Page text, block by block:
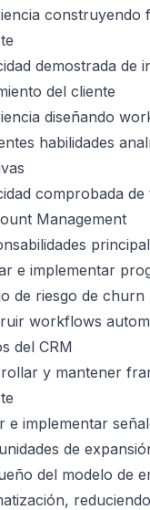
construyendo
demostrada
del cliente
diseñando
habilidades
comprobada
Management
e implementar
de riesgo de churn
workflows
del CRM
y mantener
e implementar
de
del modelo de